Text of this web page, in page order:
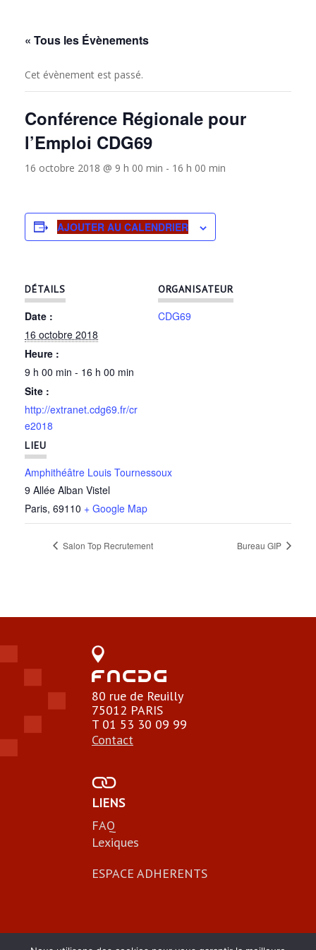
« Tous les Évènements
Cet évènement est passé.
Conférence Régionale pour
l’Emploi CDG69
16 octobre 2018 @ 9 h 00 min - 16 h 00 min
AJOUTER AU CALENDRIER
DÉTAILS
Date :
16 octobre 2018
Heure :
9 h 00 min - 16 h 00 min
Site :
http://extranet.cdg69.fr/cr
e2018
LIEU
Amphithéâtre Louis Tournessoux
9 Allée Alban Vistel
Paris, 69110 + Google Map
ORGANISATEUR
CDG69
Salon Top Recrutement Bureau GIP
80 rue de Reuilly
75012 PARIS
T 01 53 30 09 99
Contact
LIENS
FAQ
Lexiques
ESPACE ADHERENTS